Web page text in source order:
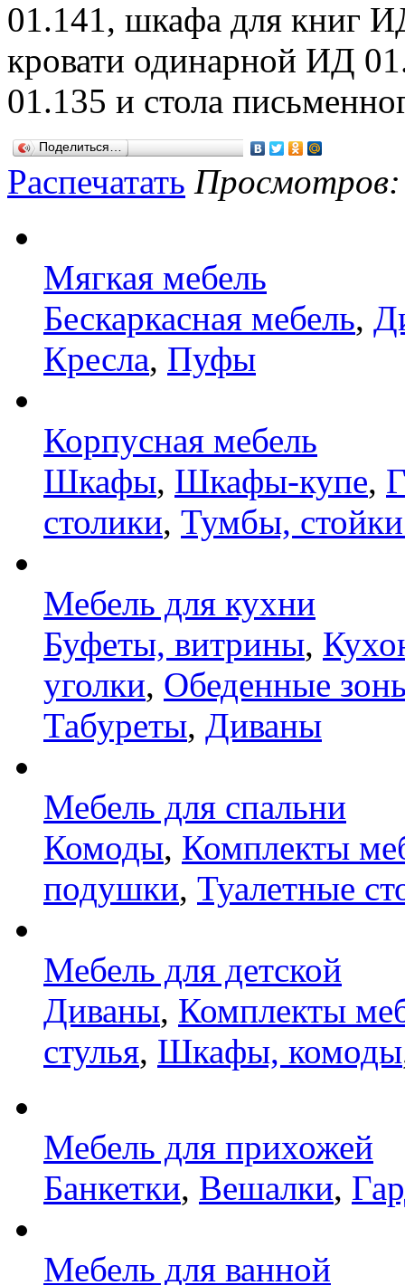
01.141, шкафа для книг
кровати одинарной ИД
01.135 и стола
Поделиться…
Распечатать Просмотров:
Мягкая мебель
Бескаркасная мебель,
Кресла, Пуфы
Корпусная мебель
Шкафы, Шкафы-купе,
столики, Тумбы,
Мебель для кухни
Буфеты, витрины,
уголки, Обеденные
Табуреты, Диваны
Мебель для спальни
Комоды, Комплекты
подушки, Туалетные
Мебель для детской
Диваны, Комплекты
стулья, Шкафы, комоды
Мебель для прихожей
Банкетки, Вешалки,
Мебель для ванной